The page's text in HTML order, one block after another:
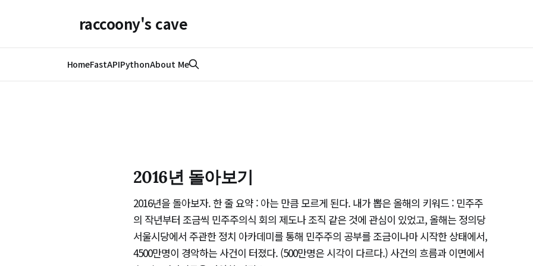
raccoony's cave
HomeFastAPIPythonAbout Me
2016년 돌아보기
2016년을 돌아보자. 한 줄 요약 : 아는 만큼 모르게 된다. 내가 뽑은 올해의 키워드 : 민주주
의 작년부터 조금씩 민주주의식 회의 제도나 조직 같은 것에 관심이 있었고, 올해는 정의당
서울시당에서 주관한 정치 아카데미를 통해 민주주의 공부를 조금이나마 시작한 상태에서,
4500만명이 경악하는 사건이 터졌다. (500만명은 시각이 다르다.) 사건의 흐름과 이면에서